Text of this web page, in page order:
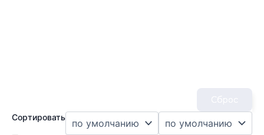
Сортировать